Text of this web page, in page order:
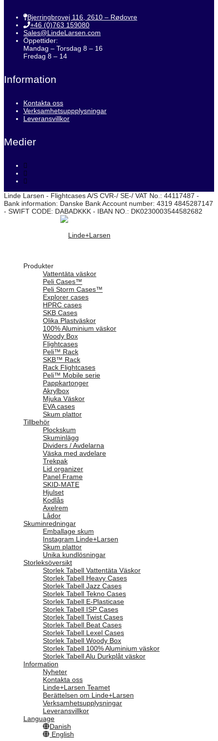
Bjerringbrovej 116, 2610 – Rødovre
+46 (0)763 159080
Sales@LindeLarsen.com
Öppettider:
Mandag – Torsdag 8 – 16
Fredag 8 – 14
Information
Kontakta oss
Verksamhetsuppplysningar
Leveransvillkor
Medier
Linde Larsen - Flightcases A/S CVR-/ SE-/ VAT No.: 44117487 -
Bank information: Danske Bank Account number: 4319 4845287147
- SWIFT CODE: DABADKKK - IBAN NO.: DK0230003544582682
Produkter
Vattentäta väskor
Peli Cases™
Peli Storm Cases™
Explorer cases
HPRC cases
SKB Cases
Olika Plastväskor
100% Aluminium väskor
Woody Box
Flightcases
Peli™ Rack
SKB™ Rack
Rack Flightcases
Peli™ Mobile serie
Pappkartonger
Akrylbox
Mjuka Väskor
EVA cases
Skum plattor
Tillbehör
Plockskum
Skuminlägg
Dividers / Avdelarna
Väska med avdelare
Trekpak
Lid organizer
Panel Frame
SKID-MATE
Hjulset
Kodlås
Axelrem
Lådor
Skuminredningar
Emballage skum
Instagram Linde+Larsen
Skum plattor
Unika kundlösningar
Storleksöversikt
Storlek Tabell Vattentäta Väskor
Storlek Tabell Heavy Cases
Storlek Tabell Jazz Cases
Storlek Tabell Tekno Cases
Storlek Tabell E-Plasticase
Storlek Tabell ISP Cases
Storlek Tabell Twist Cases
Storlek Tabell Beat Cases
Storlek Tabell Lexel Cases
Storlek Tabell Woody Box
Storlek Tabell 100% Aluminium väskor
Storlek Tabell Alu Durkplåt väskor
Information
Nyheter
Kontakta oss
Linde+Larsen Teamet
Berättelsen om Linde+Larsen
Verksamhetsupplysningar
Leveransvillkor
Language
Danish
English